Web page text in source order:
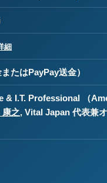
細
またはPayPay送金）
& I.T. Professional （
康之, Vital Japan 代表兼